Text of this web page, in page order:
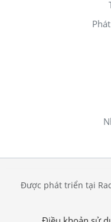
Được phát triển tại